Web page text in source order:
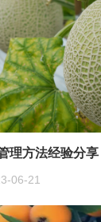
理方法经验分享
06-21